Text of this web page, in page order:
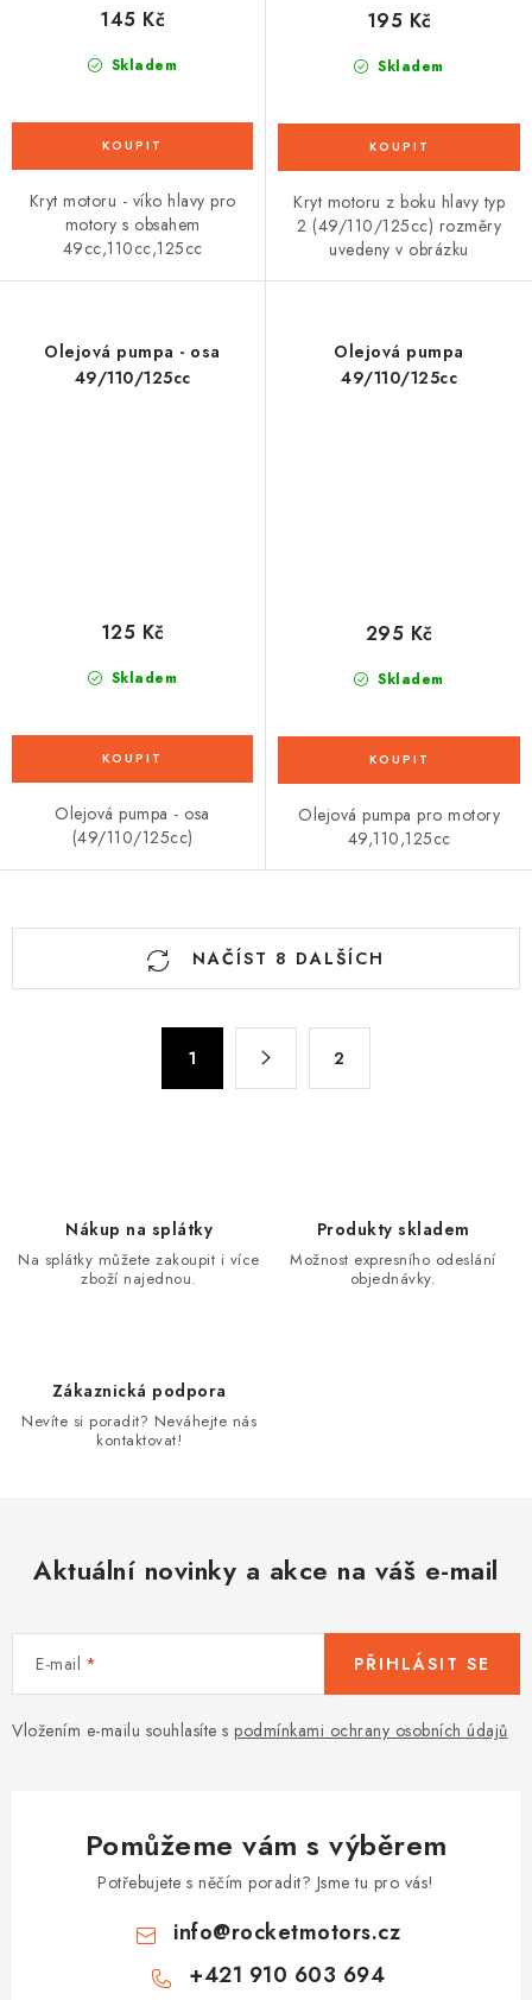
Skladem
145 Kč
Kryt motoru - víko hlavy pro
motory s obsahem
49cc,110cc,125cc
Skladem
195 Kč
Kryt motoru z boku hlavy typ
2 (49/110/125cc) rozměry
uvedeny v obrázku
Olejová pumpa - osa
49/110/125cc
Skladem
125 Kč
Olejová pumpa - osa
(49/110/125cc)
Olejová pumpa
49/110/125cc
Skladem
295 Kč
Olejová pumpa pro motory
49,110,125cc
O
v
NAČÍST 8 DALŠÍCH
á
1 2
Nákup na splátky
Na splátky můžete zakoupit i více
zboží najednou.
Produkty skladem
Možnost expresního odeslání
objednávky.
Zákaznická podpora
Nevíte si poradit? Neváhejte nás
kontaktovat!
Aktuální novinky a akce na váš e-mail
E-mail
Vložením e-mailu souhlasíte s podmínkami ochrany osobních údajů
PŘIHLÁSIT SE
Pomůžeme vám s výběrem
Potřebujete s něčím poradit? Jsme tu pro vás!
info@rocketmotors.cz
+421 910 603 694